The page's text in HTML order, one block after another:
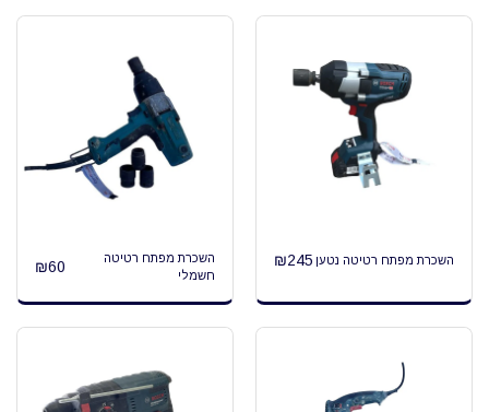
השכרת מפתח רטיטה נטען ₪245
השכרת מפתח רטיטה
חשמלי
₪60